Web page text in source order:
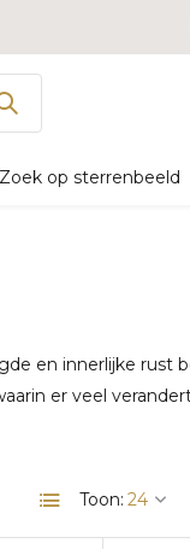
Zoek op sterrenbeeld
en innerlijke rust
er veel
Toon: